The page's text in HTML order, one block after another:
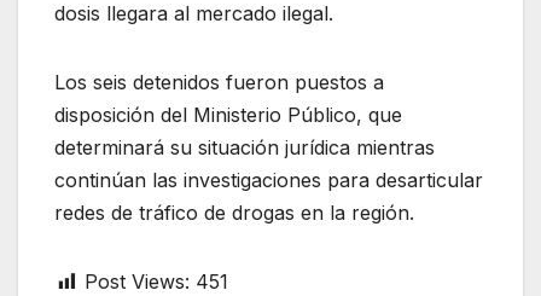
dosis llegara al mercado ilegal.
Los seis detenidos fueron puestos a
disposición del Ministerio Público, que
determinará su situación jurídica mientras
continúan las investigaciones para desarticular
redes de tráfico de drogas en la región.
Post Views: 451